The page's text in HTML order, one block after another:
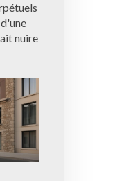
nuire